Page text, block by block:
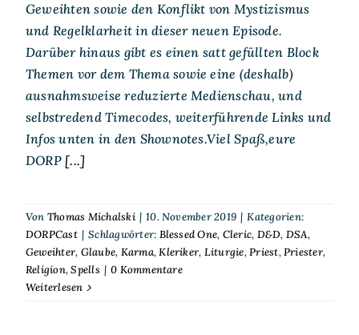
Geweihten sowie den Konflikt von Mystizismus
und Regelklarheit in dieser neuen Episode.
Darüber hinaus gibt es einen satt gefüllten Block
Themen vor dem Thema sowie eine (deshalb)
ausnahmsweise reduzierte Medienschau, und
selbstredend Timecodes, weiterführende Links und
Infos unten in den Shownotes.Viel Spaß,eure
DORP[...]
Von Thomas Michalski | 10. November 2019 | Kategorien:
DORPCast | Schlagwörter: Blessed One, Cleric, D&D, DSA,
Geweihter, Glaube, Karma,Kleriker, Liturgie,Priest,Priester,
Religion,Spells | 0 Kommentare
Weiterlesen